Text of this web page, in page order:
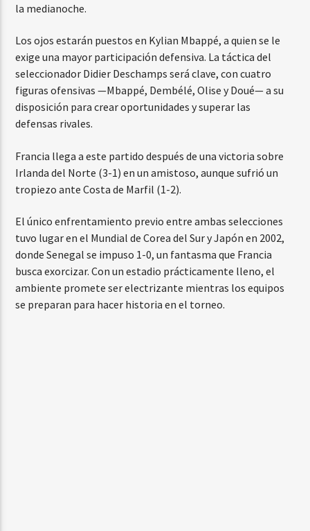
la medianoche.
Los ojos estarán puestos en Kylian Mbappé, a quien se le
exige una mayor participación defensiva. La táctica del
seleccionador Didier Deschamps será clave, con cuatro
figuras ofensivas —Mbappé, Dembélé, Olise y Doué— a su
disposición para crear oportunidades y superar las
defensas rivales.
Francia llega a este partido después de una victoria sobre
Irlanda del Norte (3-1) en un amistoso, aunque sufrió un
tropiezo ante Costa de Marfil (1-2).
El único enfrentamiento previo entre ambas selecciones
tuvo lugar en el Mundial de Corea del Sur y Japón en 2002,
donde Senegal se impuso 1-0, un fantasma que Francia
busca exorcizar. Con un estadio prácticamente lleno, el
ambiente promete ser electrizante mientras los equipos
se preparan para hacer historia en el torneo.